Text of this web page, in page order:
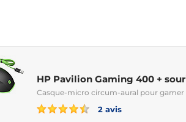
HP Pavilion Gaming 400 +
Casque-micro circum-aural pour gamer
2 avis